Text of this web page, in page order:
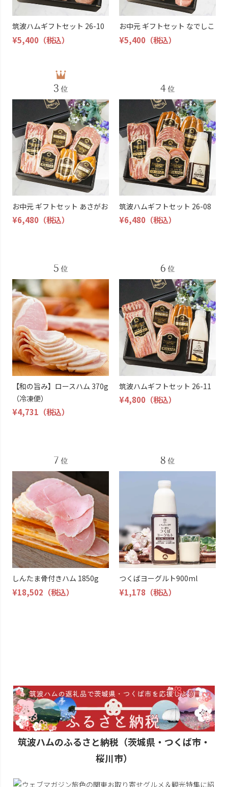
筑波ハムギフトセット 26-10
¥5,400 （税込）
お中元 ギフトセット なでしこ
¥5,400 （税込）
お中元 ギフトセット あさがお
¥6,480 （税込）
筑波ハムギフトセット 26-08
¥6,480 （税込）
【和の旨み】ロースハム 370g
（冷凍便）
¥4,731 （税込）
筑波ハムギフトセット 26-11
¥4,800 （税込）
しんたま骨付きハム 1850g
¥18,502 （税込）
つくばヨーグルト900ml
¥1,178 （税込）
筑波ハムのふるさと納税（茨城県・つくば市・
桜川市）